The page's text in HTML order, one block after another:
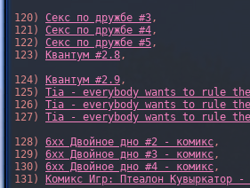
120) Секс по дружбе #3,
121) Секс по дружбе #4,
122) Секс по дружбе #5,
123)
Квантум #2.8,
124)
Квантум #2.9,
125) Tia - everybody wants to rule
126) Tia - everybody wants to rule
127) Tia - everybody wants to rule
128) 6xx Двойное дно #2 - комикс,
129) 6xx Двойное дно #3 - комикс,
130) 6xx Двойное дно #4 - комикс,
131)
Комикс Игр: Птеалон Кувыркатор